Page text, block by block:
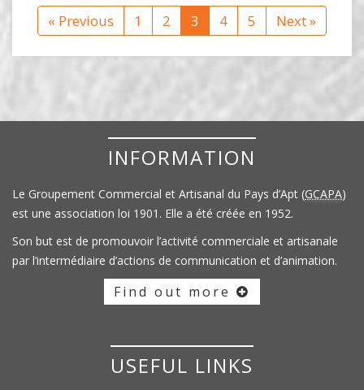
« Previous 1 2 3 4 5 Next »
INFORMATION
Le Groupement Commercial et Artisanal du Pays d’Apt (GCAPA)
est une association loi 1901. Elle a été créée en 1952.
Son but est de promouvoir l’activité commerciale et artisanale
par l’intermédiaire d’actions de communication et d’animation.
Find out more
USEFUL LINKS